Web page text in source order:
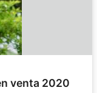
venta 2020